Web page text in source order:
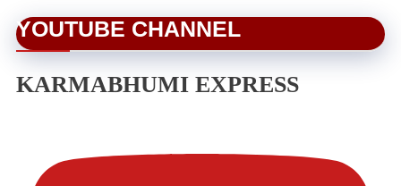
YOUTUBE CHANNEL
KARMABHUMI EXPRESS